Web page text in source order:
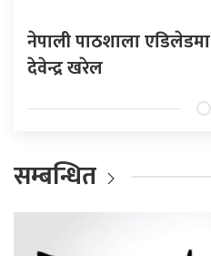
नेपाली पाठशाला
देवेन्द्र खरेल
सम्बन्धित